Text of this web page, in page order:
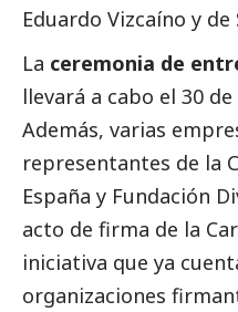
Eduardo Vizcaíno y de
La ceremonia de
llevará a cabo el 30
Además, varias
representantes de la
España y Fundación
acto de firma de la
iniciativa que ya
organizaciones